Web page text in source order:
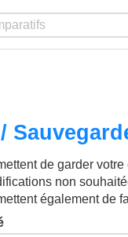
de garder
non
également de